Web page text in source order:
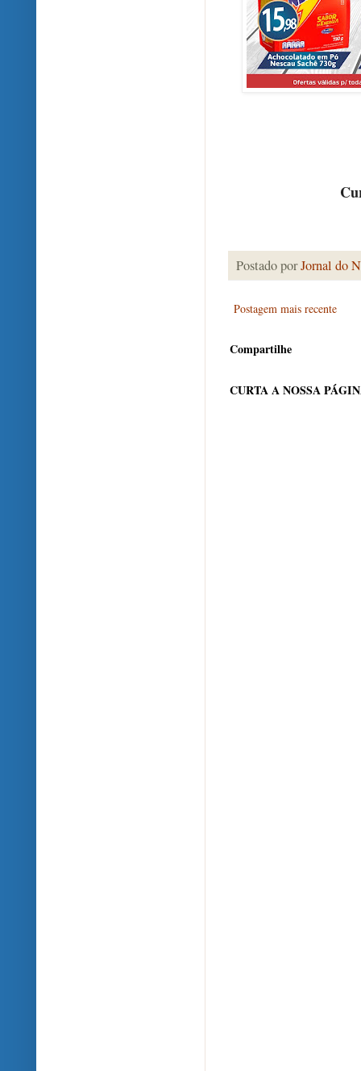
Postado porJornal do
Postagem mais recente
Compartilhe
CURTA A NOSSA